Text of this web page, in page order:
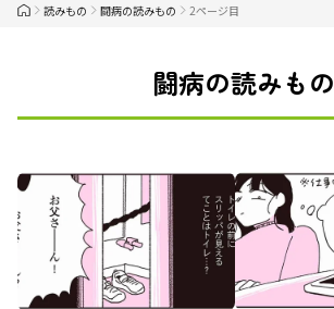
読みもの 闘病の読みもの 2ページ目
闘病の読みもの